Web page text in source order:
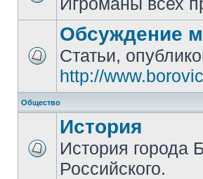
Обсуждение
Статьи,
http://
Общество
История
История города
Российского.